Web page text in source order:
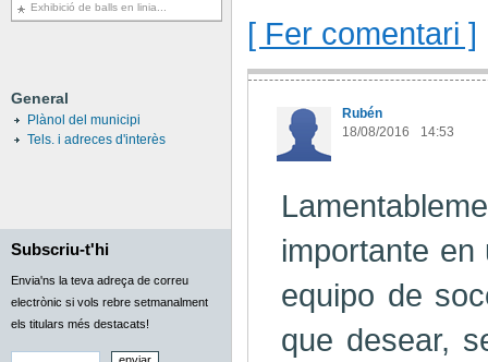
Exhibició de balls en linia...
General
Plànol del municipi
Tels. i adreces d'interès
Subscriu-t'hi
Envia'ns la teva adreça de correu
electrònic si vols rebre setmanalment
els titulars més destacats!
[ Fer comentari ]
Rubén
18/08/2016
14:53
importante
equipo de
que desear,